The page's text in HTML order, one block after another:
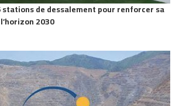
de dessalement pour renforcer sa
2030